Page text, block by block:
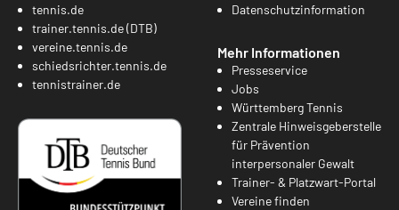
tennis.de
trainer.tennis.de (DTB)
vereine.tennis.de
schiedsrichter.tennis.de
tennistrainer.de
Datenschutzinformation
Mehr Informationen
Presseservice
Jobs
Württemberg Tennis
Zentrale Hinweisgeberstelle
für Prävention
interpersonaler Gewalt
Trainer- & Platzwart-Portal
Vereine finden